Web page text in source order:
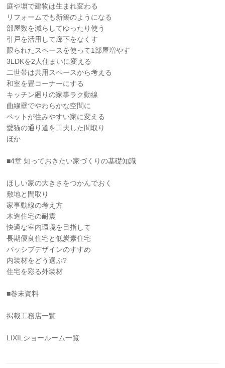
庭や塀で建物は生まれ変わる
リフォームでも新築のようになる
部屋数を減らしてゆったり使う
引戸を活用して廊下をなくす
限られたスペースを使って1部屋増やす
3LDKを2人住まいに変える
二世帯は共用スペースから考える
和室を畳コーナーにする
キッチン廻りの家事ラク動線
曲線壁でやわらかな空間に
ペットが住みやすい家に変える
愛猫の通り道を工夫した間取り
ほか
■4章 知っておきたい家づくりの基礎知識
ほしい家の大きさをつかんでおく
敷地と間取り
家事動線の考え方
木造住宅の耐震
快適な室内環境を目指して
長期優良住宅と低炭素住宅
パッシブデザインのすすめ
内装材をどう選ぶ?
住宅を彩る外装材
■巻末資料
掲載工務店一覧
LIXILショールーム一覧